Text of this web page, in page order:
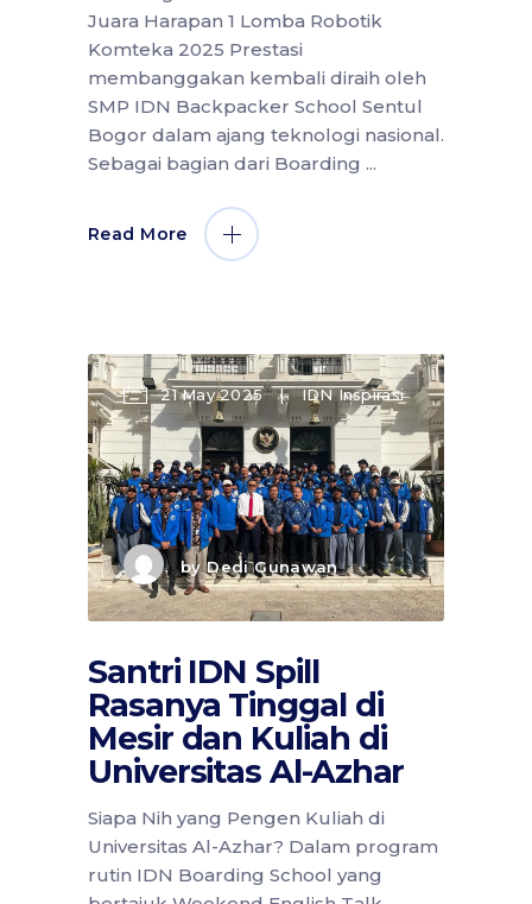
Juara Harapan 1 Lomba Robotik
Komteka 2025 Prestasi
membanggakan kembali diraih oleh
SMP IDN Backpacker School Sentul
Bogor dalam ajang teknologi nasional.
Sebagai bagian dari Boarding
Read More
21 May 2025 IDN Inspirasi
byDedi Gunawan
Santri IDN Spill
Rasanya Tinggal di
Mesir dan Kuliah di
Universitas Al-Azhar
Siapa Nih yang Pengen Kuliah di
Universitas Al-Azhar? Dalam program
rutin IDN Boarding School yang